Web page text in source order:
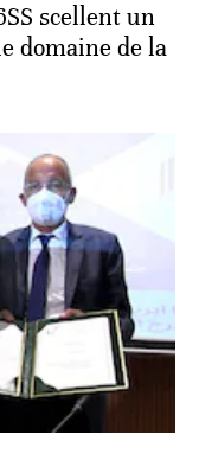
scellent un
domaine de la